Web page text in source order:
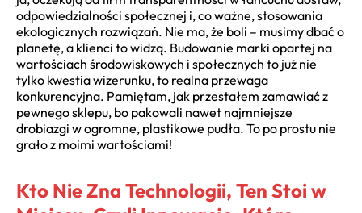
odpowiedzialności społecznej i, co ważne, stosowania
ekologicznych rozwiązań. Nie ma, że boli – musimy dbać o
planetę, a klienci to widzą. Budowanie marki opartej na
wartościach środowiskowych i społecznych to już nie
tylko kwestia wizerunku, to realna przewaga
konkurencyjna. Pamiętam, jak przestałem zamawiać z
pewnego sklepu, bo pakowali nawet najmniejsze
drobiazgi w ogromne, plastikowe pudła. To po prostu nie
grało z moimi wartościami!
Kto Nie Zna Technologii, Ten Stoi w